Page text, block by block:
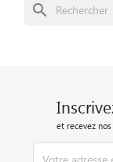
search
et recevez